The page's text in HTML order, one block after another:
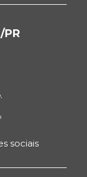
sociais